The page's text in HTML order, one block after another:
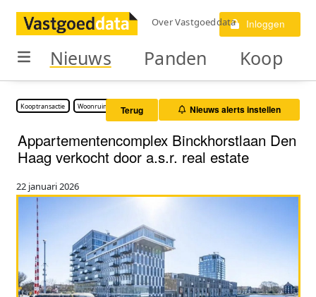
Over Vastgoeddata Inloggen
Nieuws Panden Koop
Kooptransactie Woonruimte Terug Nieuws alerts instellen
Appartementencomplex Binckhorstlaan Den
Haag verkocht door a.s.r. real estate
22 januari 2026